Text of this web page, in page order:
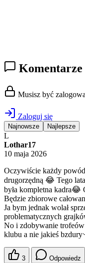
Komentarze
Musisz być
Zaloguj się
Najnowsze Najlepsze
L
Lothar17
10 maja 2026
Oczywiście każdy
drugorzędną 😂 Tego
była kompletna kadra😂
Będzie zbiorowe
Ja bym jednak wolał
problematycznych
No i zdobywanie
klubu a nie jakieś
3 Odpowiedz